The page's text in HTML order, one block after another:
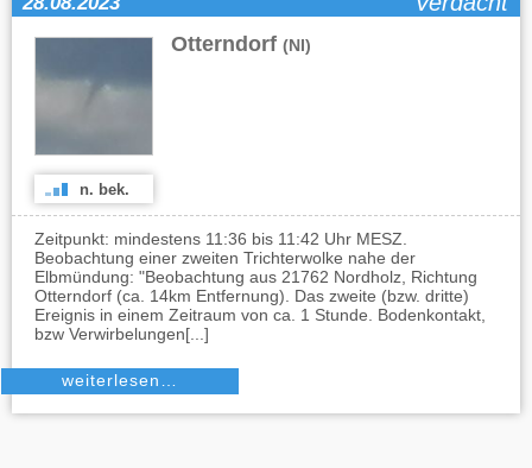
Otterndorf (NI)
n. bek.
Zeitpunkt: mindestens 11:36 bis 11:42 Uhr MESZ.
Beobachtung einer zweiten Trichterwolke nahe der
Elbmündung: "Beobachtung aus 21762 Nordholz, Richtung
Otterndorf (ca. 14km Entfernung). Das zweite (bzw. dritte)
Ereignis in einem Zeitraum von ca. 1 Stunde. Bodenkontakt,
bzw Verwirbelungen[...]
weiterlesen…